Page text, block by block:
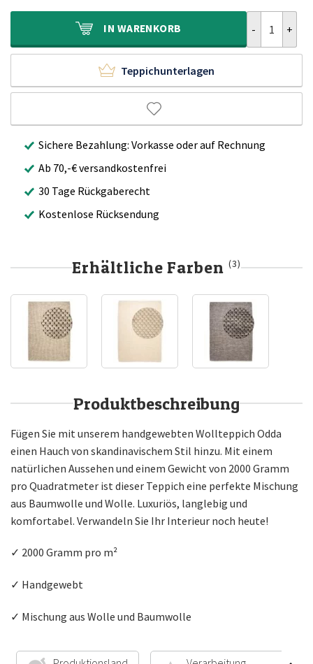
IN WARENKORB
Teppichunterlagen
Sichere Bezahlung: Vorkasse oder auf Rechnung
Ab 70,-€ versandkostenfrei
30 Tage Rückgaberecht
Kostenlose Rücksendung
Erhältliche Farben(3)
Produktbeschreibung
Fügen Sie mit unserem handgewebten Wollteppich Odda
einen Hauch von skandinavischem Stil hinzu. Mit einem
natürlichen Aussehen und einem Gewicht von 2000 Gramm
pro Quadratmeter ist dieser Teppich eine perfekte Mischung
aus Baumwolle und Wolle. Luxuriös, langlebig und
komfortabel. Verwandeln Sie Ihr Interieur noch heute!
✓ 2000 Gramm pro m²
✓ Handgewebt
✓ Mischung aus Wolle und Baumwolle